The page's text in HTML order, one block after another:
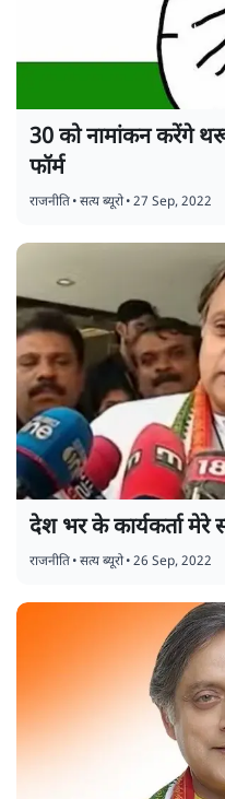
30 को नामांकन करेंगे
फॉर्म
राजनीति•सत्य ब्यूरो•27 Sep, 2022
देश भर के कार्यकर्ता
राजनीति•सत्य ब्यूरो•26 Sep, 2022